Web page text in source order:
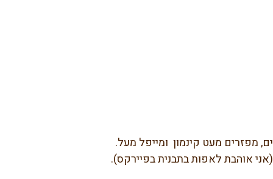
מפזרים מעט קינמון  ומייפל מעל.